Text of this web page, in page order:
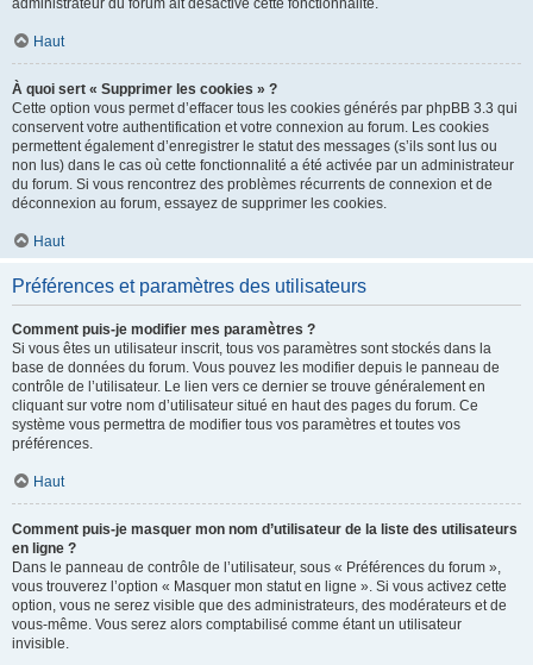
administrateur du forum ait désactivé cette fonctionnalité.
Haut
À quoi sert « Supprimer les cookies » ?
Cette option vous permet d’effacer tous les cookies générés par phpBB 3.3 qui
conservent votre authentification et votre connexion au forum. Les cookies
permettent également d’enregistrer le statut des messages (s’ils sont lus ou
non lus) dans le cas où cette fonctionnalité a été activée par un administrateur
du forum. Si vous rencontrez des problèmes récurrents de connexion et de
déconnexion au forum, essayez de supprimer les cookies.
Haut
Préférences et paramètres des utilisateurs
Comment puis-je modifier mes paramètres ?
Si vous êtes un utilisateur inscrit, tous vos paramètres sont stockés dans la
base de données du forum. Vous pouvez les modifier depuis le panneau de
contrôle de l’utilisateur. Le lien vers ce dernier se trouve généralement en
cliquant sur votre nom d’utilisateur situé en haut des pages du forum. Ce
système vous permettra de modifier tous vos paramètres et toutes vos
préférences.
Haut
Comment puis-je masquer mon nom d’utilisateur de la liste des utilisateurs
en ligne ?
Dans le panneau de contrôle de l’utilisateur, sous « Préférences du forum »,
vous trouverez l’option « Masquer mon statut en ligne ». Si vous activez cette
option, vous ne serez visible que des administrateurs, des modérateurs et de
vous-même. Vous serez alors comptabilisé comme étant un utilisateur
invisible.